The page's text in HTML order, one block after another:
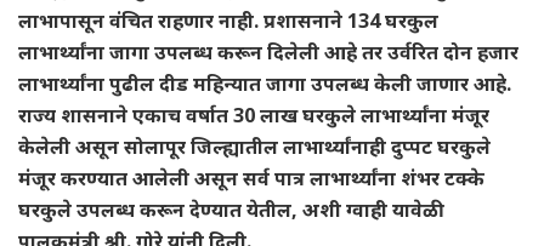
लाभापासून वंचित राहणार नाही. प्रशासनाने 134 घरकुल
लाभार्थ्यांना जागा उपलब्ध करून दिलेली आहे तर उर्वरित दोन हजार
लाभार्थ्यांना पुढील दीड महिन्यात जागा उपलब्ध केली जाणार आहे.
राज्य शासनाने एकाच वर्षात 30 लाख घरकुले लाभार्थ्यांना मंजूर
केलेली असून सोलापूर जिल्ह्यातील लाभार्थ्यांनाही दुप्पट घरकुले
मंजूर करण्यात आलेली असून सर्व पात्र लाभार्थ्यांना शंभर टक्के
घरकुले उपलब्ध करून देण्यात येतील, अशी ग्वाही यावेळी
पालकमंत्री श्री. गोरे यांनी दिली.